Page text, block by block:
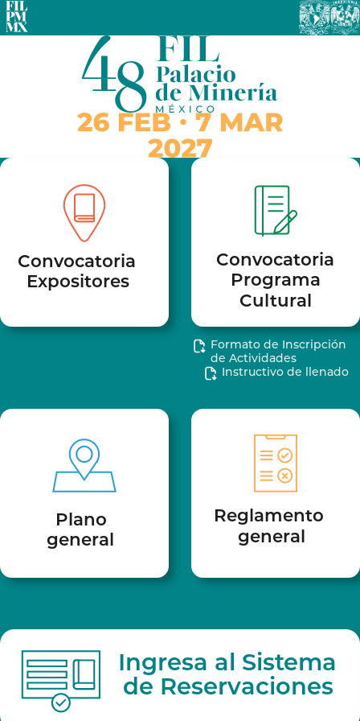
Convocatoria
Expositores
Convocatoria
Programa
Cultural
Formato de Inscripción
de Actividades
Instructivo de llenado
Plano
general
Reglamento
general
Ingresa al Sistema
de Reservaciones